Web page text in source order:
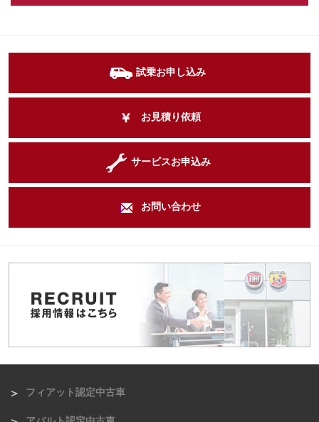
試乗お申し込み
お見積り依頼
サービスお申込み
お問い合わせ
フィアット認定中古車